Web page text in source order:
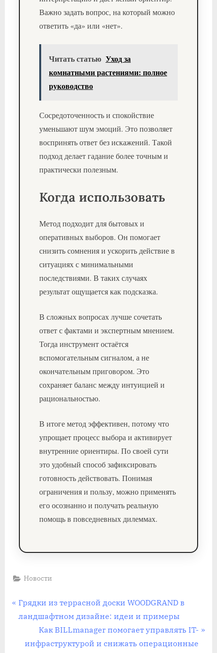
Важно задать вопрос, на который можно
ответить «да» или «нет».
Читать статью Уход за
комнатными растениями: полное
руководство
Сосредоточенность и спокойствие
уменьшают шум эмоций. Это позволяет
воспринять ответ без искажений. Такой
подход делает гадание более точным и
практически полезным.
Когда использовать
Метод подходит для бытовых и
оперативных выборов. Он помогает
снизить сомнения и ускорить действие в
ситуациях с минимальными
последствиями. В таких случаях
результат ощущается как подсказка.
В сложных вопросах лучше сочетать
ответ с фактами и экспертным мнением.
Тогда инструмент остаётся
вспомогательным сигналом, а не
окончательным приговором. Это
сохраняет баланс между интуицией и
рациональностью.
В итоге метод эффективен, потому что
упрощает процесс выбора и активирует
внутренние ориентиры. По своей сути
это удобный способ зафиксировать
готовность действовать. Понимая
ограничения и пользу, можно применять
его осознанно и получать реальную
помощь в повседневных дилеммах.
Новости
Навигация
записям
П
р
Грядки из террасной доски WOODGRAND в
ландшафтном дизайне: идеи и примеры
С
л
Как BILLmanager помогает управлять IT-
инфраструктурой и снижать операционные